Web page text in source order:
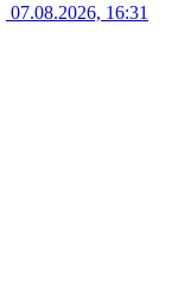
07.08.2026, 16:31